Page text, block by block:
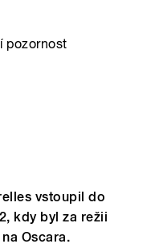
pozornost
vstoupil do
kdy byl za režii
Oscara.